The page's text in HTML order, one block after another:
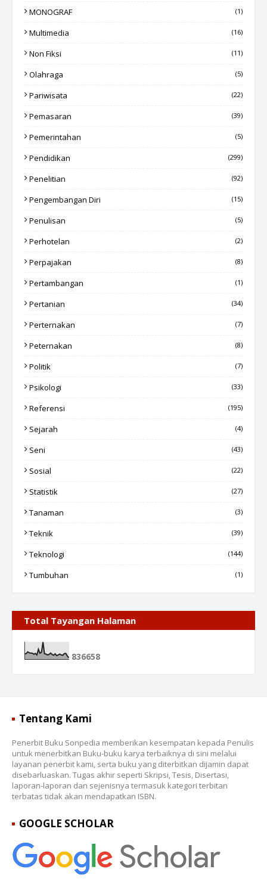
MONOGRAF (1)
Multimedia (16)
Non Fiksi (11)
Olahraga (5)
Pariwisata (22)
Pemasaran (39)
Pemerintahan (5)
Pendidikan (299)
Penelitian (92)
Pengembangan Diri (15)
Penulisan (5)
Perhotelan (2)
Perpajakan (8)
Pertambangan (1)
Pertanian (34)
Perternakan (7)
Peternakan (8)
Politik (7)
Psikologi (33)
Referensi (195)
Sejarah (4)
Seni (43)
Sosial (22)
Statistik (27)
Tanaman (3)
Teknik (39)
Teknologi (144)
Tumbuhan (1)
Total Tayangan Halaman
836658
Tentang Kami
Penerbit Buku Sonpedia memberikan kesempatan kepada Penulis
untuk menerbitkan Buku-buku karya terbaiknya di sini melalui
layanan penerbit kami, serta buku yang diterbitkan dijamin dapat
disebarluaskan. Tugas akhir seperti Skripsi, Tesis, Disertasi,
laporan-laporan dan sejenisnya termasuk kategori terbitan
terbatas tidak akan mendapatkan ISBN.
GOOGLE SCHOLAR